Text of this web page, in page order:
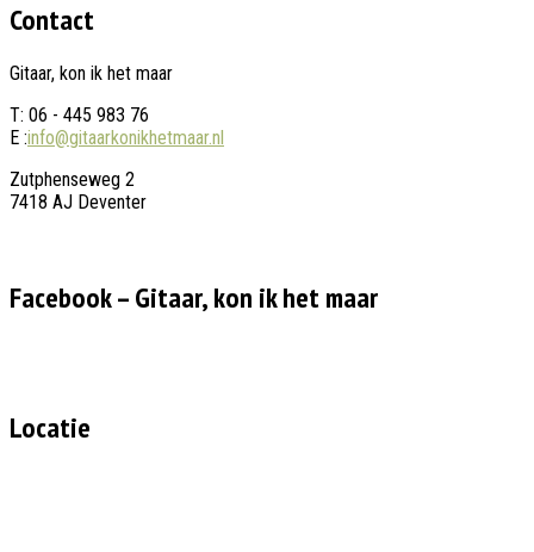
Contact
Gitaar, kon ik het maar
T: 06 - 445 983 76
E :info@gitaarkonikhetmaar.nl
Zutphenseweg 2
7418 AJ Deventer
Facebook – Gitaar, kon ik het maar
Locatie